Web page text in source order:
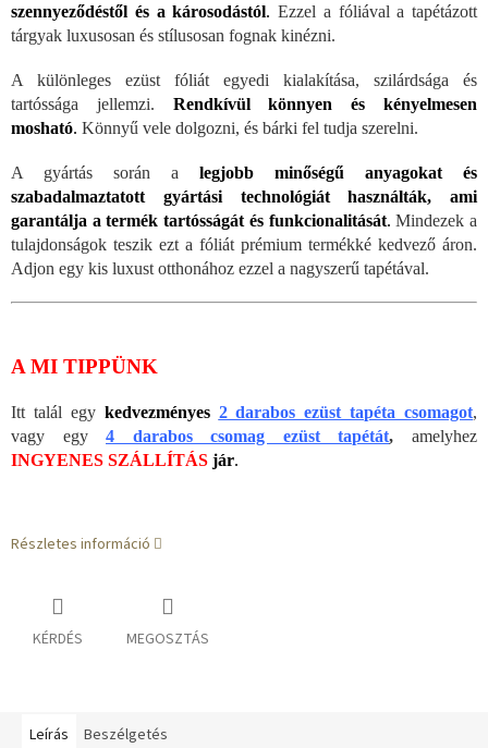
szennyeződéstől és a károsodástól. Ezzel a fóliával a tapétázott
tárgyak luxusosan és stílusosan fognak kinézni.
A különleges ezüst fóliát egyedi kialakítása, szilárdsága és
tartóssága jellemzi. Rendkívül könnyen és kényelmesen
mosható. Könnyű vele dolgozni, és bárki fel tudja szerelni.
A gyártás során a legjobb minőségű anyagokat és
szabadalmaztatott gyártási technológiát használták, ami
garantálja a termék tartósságát és funkcionalitását. Mindezek a
tulajdonságok teszik ezt a fóliát prémium termékké kedvező áron.
Adjon egy kis luxust otthonához ezzel a nagyszerű tapétával.
A MI TIPPÜNK
Itt talál egy kedvezményes 2 darabos ezüst tapéta csomagot,
vagy egy4 darabos csomag ezüst tapétát, amelyhez
INGYENES SZÁLLÍTÁS jár.
Részletes információ
KÉRDÉS MEGOSZTÁS
Leírás Beszélgetés